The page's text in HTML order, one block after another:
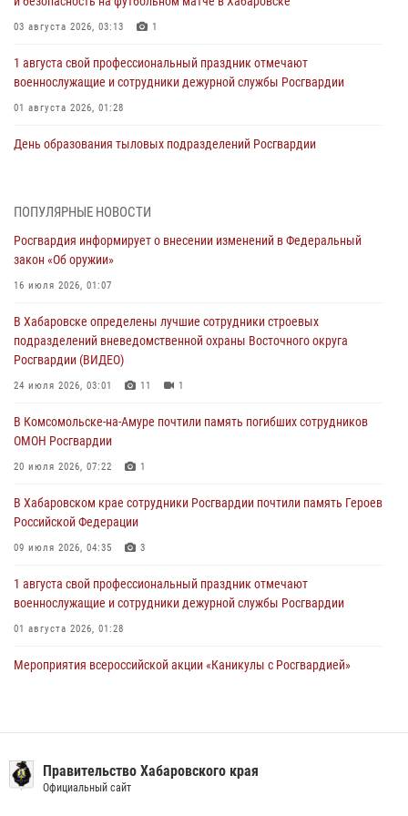
03 августа 2026, 03:13 1
1 августа свой профессиональный праздник отмечают
военнослужащие и сотрудники дежурной службы Росгвардии
01 августа 2026, 01:28
День образования тыловых подразделений Росгвардии
В Управлении Росгвардии по Хабаровскому краю состоялось
избирательного права
31 июля 2026, 03:26
женщине, потерявшей сознание во время массового мероприятия
29 июля 2026, 23:24
В Хабаровске продолжается акция «Каникулы с Росгвардией»
За прошедшую неделю в Хабаровском крае росгвардейцы провели
свыше 120 проверок условий хранения оружия
ПОПУЛЯРНЫЕ НОВОСТИ
Росгвардия информирует о внесении изменений в Федеральный
закон «Об оружии»
16 июля 2026, 01:07
В Хабаровске определены лучшие сотрудники строевых
подразделений вневедомственной охраны Восточного округа
Росгвардии (ВИДЕО)
24 июля 2026, 03:01 11 1
В Комсомольске-на-Амуре почтили память погибших сотрудников
ОМОН Росгвардии
20 июля 2026, 07:22 1
В Хабаровском крае сотрудники Росгвардии почтили память Героев
Российской Федерации
09 июля 2026, 04:35 3
1 августа свой профессиональный праздник отмечают
военнослужащие и сотрудники дежурной службы Росгвардии
01 августа 2026, 01:28
Мероприятия всероссийской акции «Каникулы с Росгвардией»
15 июля 2026, 00:27
Правительство Хабаровского края
Официальный сайт